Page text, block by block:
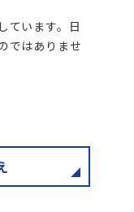
からのお問い合わせ
ています。日
ではありませ